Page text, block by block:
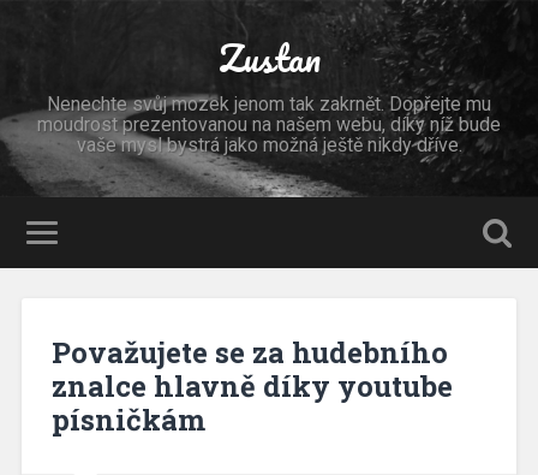
Zustan
Nenechte svůj mozek jenom tak zakrnět. Dopřejte mu
moudrost prezentovanou na našem webu, díky níž bude
vaše mysl bystrá jako možná ještě nikdy dříve.
Považujete se za hudebního
znalce hlavně díky youtube
písničkám